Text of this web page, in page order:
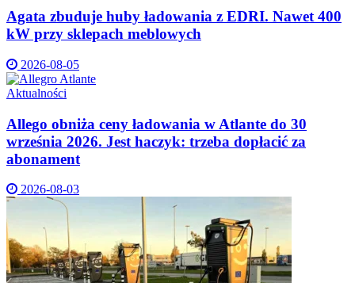
Agata zbuduje huby ładowania z EDRI. Nawet 400
kW przy sklepach meblowych
2026-08-05
Aktualności
Allego obniża ceny ładowania w Atlante do 30
września 2026. Jest haczyk: trzeba dopłacić za
abonament
2026-08-03